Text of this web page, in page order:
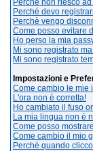
Perché non riesco
Perché devo
Perchè vengo
Come posso evitare
Ho perso la mia
Mi sono registrato
Mi sono registrato
Impostazioni e
Come cambio le mie
L'ora non è corretta!
Ho cambiato il fuso
La mia lingua non è
Come posso
Come cambio il mio
Perché quando